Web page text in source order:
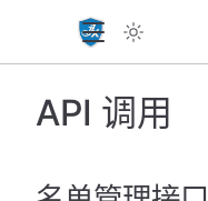
API 调用